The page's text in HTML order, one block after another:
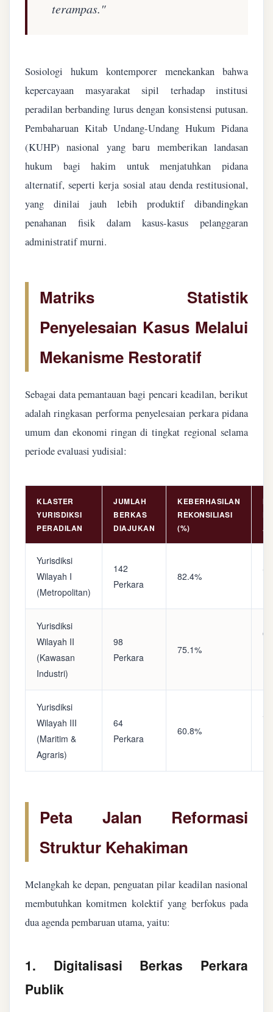
terampas."
Sosiologi hukum kontemporer menekankan bahwa
kepercayaan masyarakat sipil terhadap institusi
peradilan berbanding lurus dengan konsistensi putusan.
Pembaharuan Kitab Undang-Undang Hukum Pidana
(KUHP) nasional yang baru memberikan landasan
hukum bagi hakim untuk menjatuhkan pidana
alternatif, seperti kerja sosial atau denda restitusional,
yang dinilai jauh lebih produktif dibandingkan
penahanan fisik dalam kasus-kasus pelanggaran
administratif murni.
Matriks Statistik
Penyelesaian Kasus Melalui
Mekanisme Restoratif
Sebagai data pemantauan bagi pencari keadilan, berikut
adalah ringkasan performa penyelesaian perkara pidana
umum dan ekonomi ringan di tingkat regional selama
periode evaluasi yudisial:
KLASTER
YURISDIKSI
PERADILAN
JUMLAH
BERKAS
DIAJUKAN
KEBERHASILAN
REKONSILIASI
(%)
Yurisdiksi
Wilayah I
(Metropolitan)
142
Perkara
82.4%
Yurisdiksi
Wilayah II
(Kawasan
Industri)
98
Perkara
75.1%
Yurisdiksi
Wilayah III
(Maritim &
Agraris)
64
Perkara
60.8%
Peta Jalan Reformasi
Struktur Kehakiman
Melangkah ke depan, penguatan pilar keadilan nasional
membutuhkan komitmen kolektif yang berfokus pada
dua agenda pembaruan utama, yaitu:
1. Digitalisasi Berkas Perkara
Publik